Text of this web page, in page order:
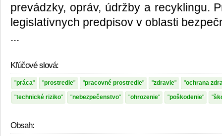
prevádzky, opráv, údržby a recyklingu.
legislatívnych predpisov v oblasti
...
Kľúčové slová:
práca prostredie pracovné prostredie zdravie ochrana
technické riziko nebezpečenstvo ohrozenie poškodenie
Obsah: